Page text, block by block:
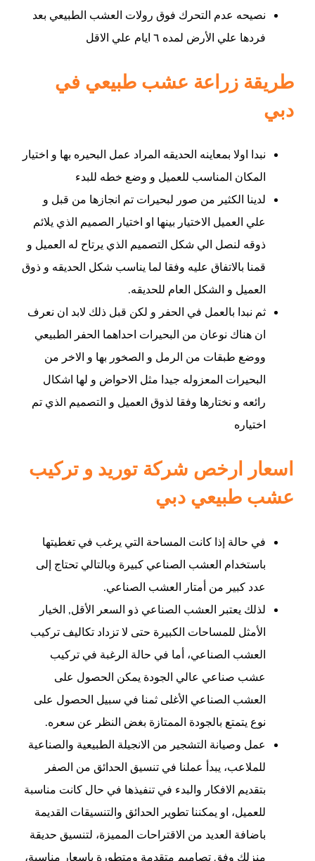
نصيحه عدم التحرك فوق رولات العشب الطبيعي بعد
فردها علي الأرض لمده ٦ ايام علي الاقل
طريقة زراعة عشب طبيعي في
دبي
نبدا اولا بمعاينه الحديقه المراد عمل البحيره بها و اختيار
المكان المناسب للعميل و وضع خطه للبدء
لدينا الكثير من صور لبحيرات تم انجازها من قبل و
علي العميل الاختيار بينها او اختيار الصميم الذي يلائم
ذوقه لنصل الي شكل التصميم الذي يرتاح له العميل و
قمنا بالاتفاق عليه وفقا لما يناسب شكل الحديقه و ذوق
العميل و الشكل العام للحديقه.
ثم نبدا بالعمل في الحفر و لكن قبل ذلك لابد ان نعرف
ان هناك نوعان من البحيرات احداهما الحفر الطبيعي
ووضع طبقات من الرمل و الصخور بها و الاخر من
البحيرات المعزوله جيدا مثل الاحواض و لها اشكال
رائعه و نختارها وفقا لذوق العميل و التصميم الذي تم
اختياره
اسعار ارخص شركة توريد و تركيب
عشب طبيعي دبي
في حالة إذا كانت المساحة التي يرغب في تغطيتها
باستخدام العشب الصناعي كبيرة وبالتالي تحتاج إلى
عدد كبير من أمتار العشب الصناعي.
لذلك يعتبر العشب الصناعي ذو السعر الأقل, الخيار
الأمثل للمساحات الكبيرة حتى لا تزداد تكاليف تركيب
العشب الصناعي، أما في حالة الرغبة في تركيب
عشب صناعي عالي الجودة يمكن الحصول على
العشب الصناعي الأغلى ثمنا في سبيل الحصول على
نوع يتمتع بالجودة الممتازة بغض النظر عن سعره.
عمل وصيانة التشجير من الانجيلة الطبيعية والصناعية
للملاعب، يبدأ عملنا في تنسيق الحدائق من الصفر
بتقديم الافكار والبدء في تنفيذها في حال كانت مناسبة
للعميل، او يمكننا تطوير الحدائق والتنسيقات القديمة
باضافة العديد من الاقتراحات المميزة، لتنسيق حديقة
منزلك وفق تصاميم متقدمة ومتطورة باسعار مناسبة،